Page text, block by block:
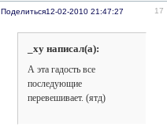
Поделиться 17
12-02-2010 21:47:27
_xy написал(а):
А эта гадость все
последующие
перевешивает. (ятд)